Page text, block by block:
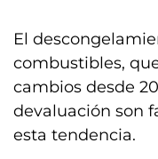
El
combustibles,
cambios desde
devaluación son
esta tendencia.